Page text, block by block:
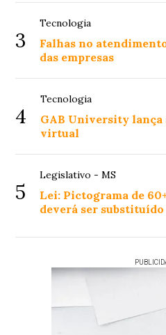
3
Tecnologia
Falhas no
das empresas
4
Tecnologia
GAB University lança
virtual
5
Legislativo - MS
Lei: Pictograma de
deverá ser